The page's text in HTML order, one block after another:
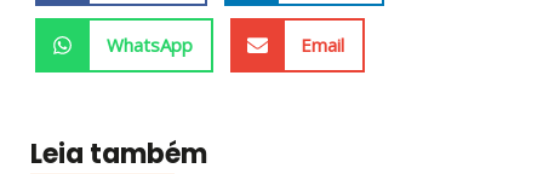
WhatsApp Email
Leia também